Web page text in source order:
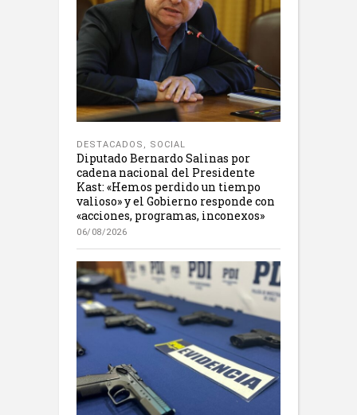
DESTACADOS , SOCIAL
Diputado Bernardo Salinas por
cadena nacional del Presidente
Kast: «Hemos perdido un tiempo
valioso» y el Gobierno responde con
«acciones, programas, inconexos»
06/08/2026